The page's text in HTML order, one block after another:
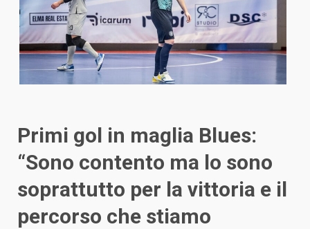
Primi gol in maglia Blues:
“Sono contento ma lo sono
soprattutto per la vittoria e il
percorso che stiamo